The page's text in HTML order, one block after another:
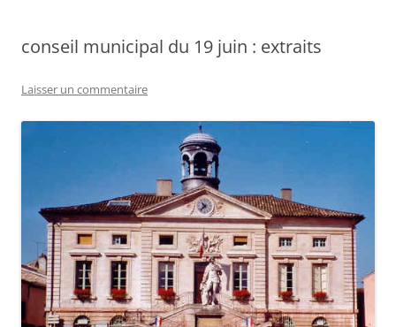
conseil municipal du 19 juin : extraits
Laisser un commentaire